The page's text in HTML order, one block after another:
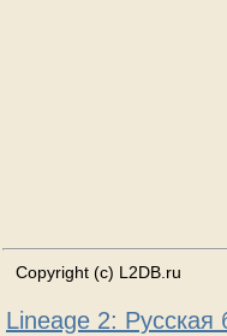
Copyright (c) L2DB.ru
Lineage 2: Русская